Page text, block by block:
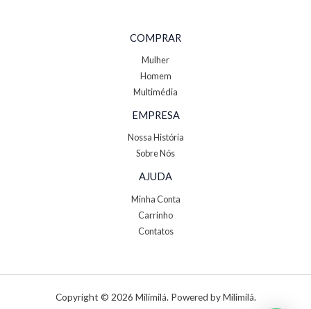
COMPRAR
Mulher
Homem
Multimédia
EMPRESA
Nossa História
Sobre Nós
AJUDA
Minha Conta
Carrinho
Contatos
Copyright © 2026 Milimilá. Powered by Milimilá.